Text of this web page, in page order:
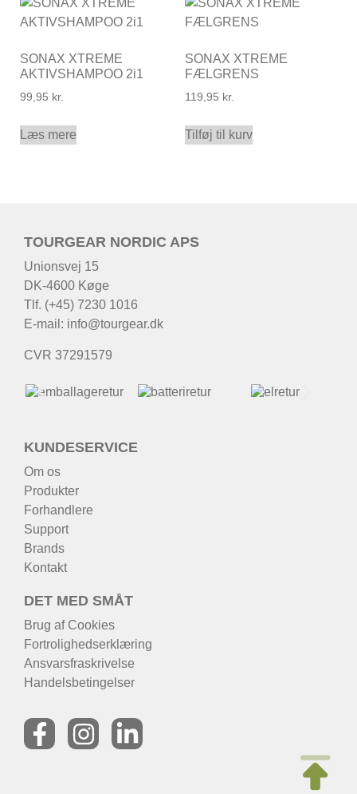
SONAX XTREME
AKTIVSHAMPOO 2i1
99,95 kr.
Læs mere
SONAX XTREME
FÆLGRENS
119,95 kr.
Tilføj til kurv
TOURGEAR NORDIC APS
Unionsvej 15
DK-4600 Køge
Tlf. (+45) 7230 1016
E-mail: info@tourgear.dk
CVR 37291579
KUNDESERVICE
Om os
Produkter
Forhandlere
Support
Brands
Kontakt
DET MED SMÅT
Brug af Cookies
Fortrolighedserklæring
Ansvarsfraskrivelse
Handelsbetingelser